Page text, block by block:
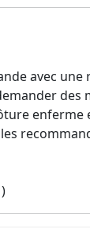
avec une
des
enferme